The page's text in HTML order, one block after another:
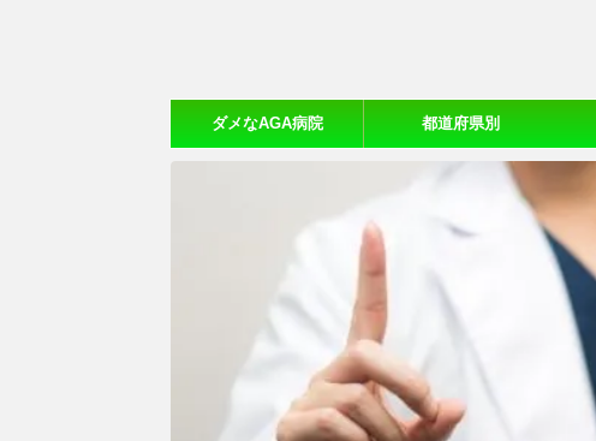
ダメなAGA病院 都道府県別
おすすめAGA病院